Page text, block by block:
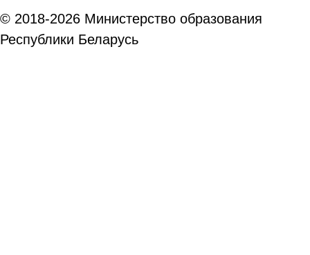
© 2018-2026 Министерство образования
Республики Беларусь